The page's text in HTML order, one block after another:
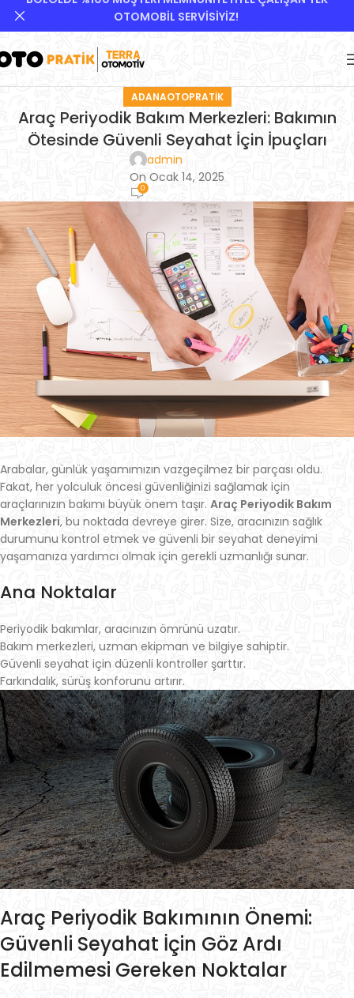
ADANAOTOPRATIK
Araç Periyodik Bakım Merkezleri: Bakımın
Ötesinde Güvenli Seyahat İçin İpuçları
admin
On Ocak 14, 2025
0
Arabalar, günlük yaşamımızın vazgeçilmez bir parçası oldu.
Fakat, her yolculuk öncesi güvenliğinizi sağlamak için
araçlarınızın bakımı büyük önem taşır. Araç Periyodik Bakım
Merkezleri, bu noktada devreye girer. Size, aracınızın sağlık
durumunu kontrol etmek ve güvenli bir seyahat deneyimi
yaşamanıza yardımcı olmak için gerekli uzmanlığı sunar.
Ana Noktalar
Periyodik bakımlar, aracınızın ömrünü uzatır.
Bakım merkezleri, uzman ekipman ve bilgiye sahiptir.
Güvenli seyahat için düzenli kontroller şarttır.
Farkındalık, sürüş konforunu artırır.
Araç Periyodik Bakımının Önemi:
Güvenli Seyahat İçin Göz Ardı
Edilmemesi Gereken Noktalar
OTOMOBİL SERVİSİYİZ!